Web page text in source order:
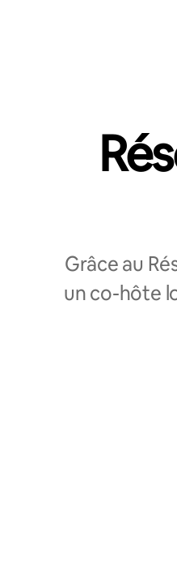
Grâce au
un co-hôte